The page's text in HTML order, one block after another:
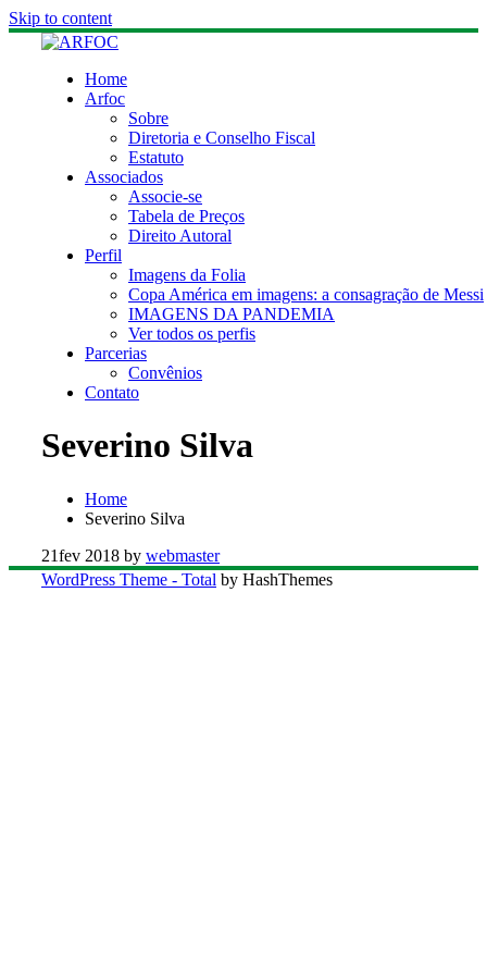
Skip to content
Home
Arfoc
Sobre
Diretoria e Conselho Fiscal
Estatuto
Associados
Associe-se
Tabela de Preços
Direito Autoral
Perfil
Imagens da Folia
Copa América em imagens: a consagração de Messi
IMAGENS DA PANDEMIA
Ver todos os perfis
Parcerias
Convênios
Contato
Severino Silva
Home
Severino Silva
21fev 2018 by webmaster
WordPress Theme - Total by HashThemes